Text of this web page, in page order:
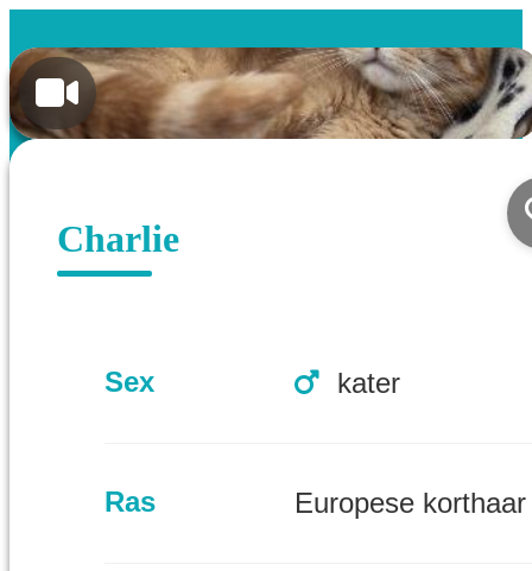
Charlie
Sex kater
Ras Europese korthaar